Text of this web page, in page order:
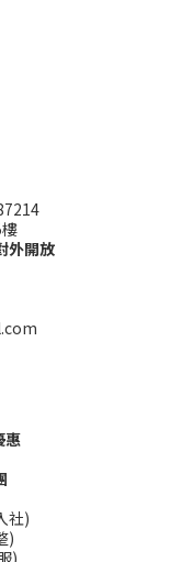
外開放
惠
社)
)
)